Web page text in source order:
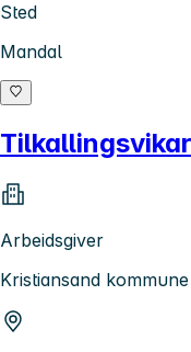
Sted
Mandal
Arbeidsgiver
Kristiansand kommune